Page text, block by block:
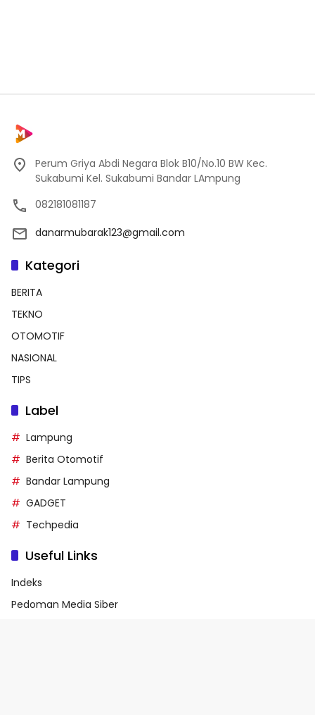
Perum Griya Abdi Negara Blok B10/No.10 BW Kec.
Sukabumi Kel. Sukabumi Bandar LAmpung
082181081187
danarmubarak123@gmail.com
Kategori
BERITA
TEKNO
OTOMOTIF
NASIONAL
TIPS
Label
Lampung
Berita Otomotif
Bandar Lampung
GADGET
Techpedia
Useful Links
Indeks
Pedoman Media Siber